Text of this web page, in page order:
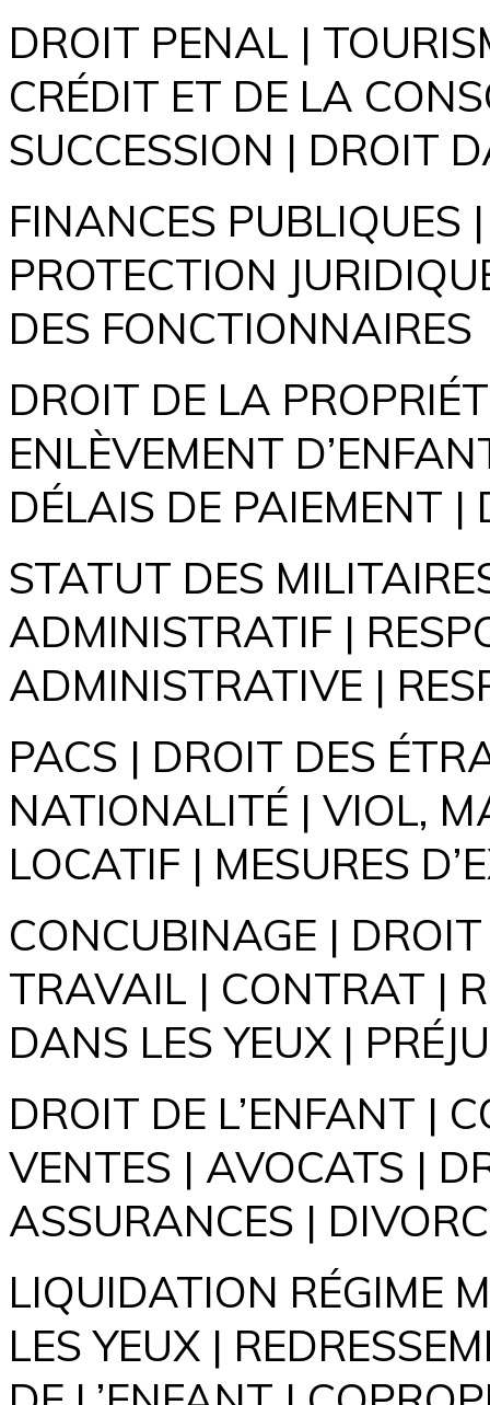
DROIT PENAL |
CRÉDIT ET DE LA
SUCCESSION | DROIT
FINANCES PUBLIQUES
PROTECTION
DES FONCTIONNAIRES
DROIT DE LA
ENLÈVEMENT
DÉLAIS DE PAIEMENT |
STATUT DES
ADMINISTRATIF |
ADMINISTRATIVE |
PACS | DROIT DES
NATIONALITÉ | VIOL,
LOCATIF | MESURES
CONCUBINAGE |
TRAVAIL | CONTRAT |
DANS LES YEUX |
DROIT DE L’ENFANT |
VENTES | AVOCATS |
ASSURANCES |
LIQUIDATION RÉGIME
LES YEUX |